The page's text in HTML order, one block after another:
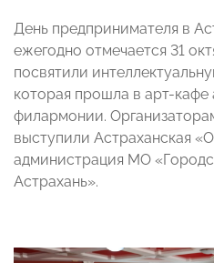
День предпринимателя в
ежегодно отмечается 31
посвятили
которая прошла в арт-кафе
филармонии.
выступили Астраханская
администрация МО
Астрахань».